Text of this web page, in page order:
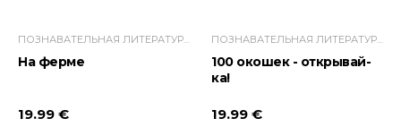
ПОЗНАВАТЕЛЬНАЯ ЛИТЕРАТУРА ДЛЯ ДЕТЕЙ
На ферме
19.99 €
ПОЗНАВАТЕЛЬНАЯ ЛИТЕРАТУРА ДЛЯ ДЕТЕЙ
100 окошек - открывай-
ка!
19.99 €